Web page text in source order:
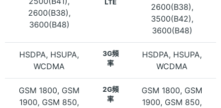
2600(B38),
3600(B48)
LTE
2600(B38),
3500(B42),
3600(B48)
HSDPA, HSUPA,
WCDMA
3G頻
率
HSDPA, HSUPA,
WCDMA
GSM 1800, GSM
1900, GSM 850,
2G頻
率
GSM 1800, GSM
1900, GSM 850,